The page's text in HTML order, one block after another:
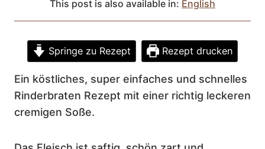
This post is also available in: English
Springe zu Rezept Rezept drucken
Ein köstliches, super einfaches und schnelles
Rinderbraten Rezept mit einer richtig leckeren
cremigen Soße.